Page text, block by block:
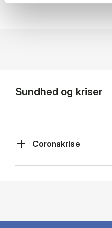
Sundhed og kriser
Coronakrise